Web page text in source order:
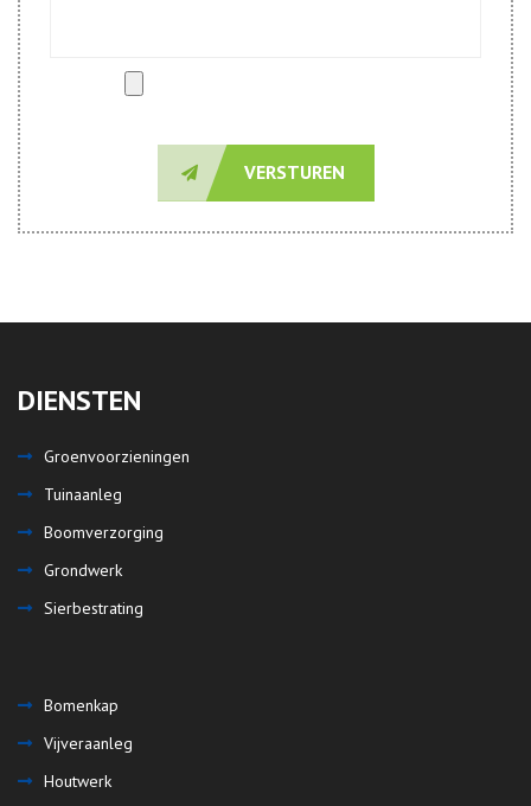
VERSTUREN
DIENSTEN
Groenvoorzieningen
Tuinaanleg
Boomverzorging
Grondwerk
Sierbestrating
Bomenkap
Vijveraanleg
Houtwerk